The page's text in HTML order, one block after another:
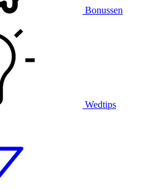
Bonussen
Wedtips